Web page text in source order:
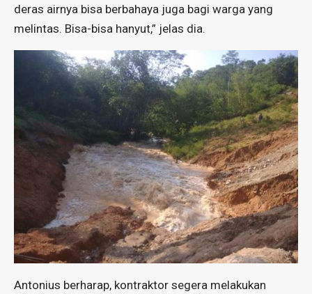
deras airnya bisa berbahaya juga bagi warga yang
melintas. Bisa-bisa hanyut,” jelas dia.
Antonius berharap, kontraktor segera melakukan